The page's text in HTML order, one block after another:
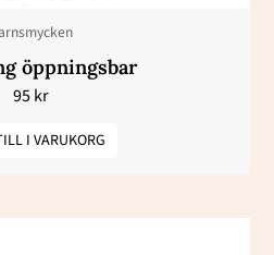
öppningsbar
95kr
I VARUKORG